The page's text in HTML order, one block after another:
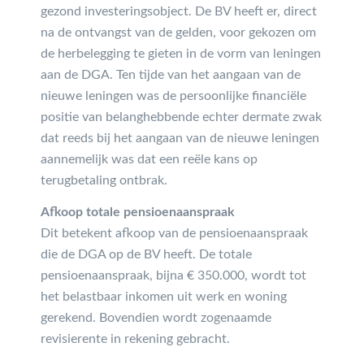
gezond investeringsobject. De BV heeft er, direct
na de ontvangst van de gelden, voor gekozen om
de herbelegging te gieten in de vorm van leningen
aan de DGA. Ten tijde van het aangaan van de
nieuwe leningen was de persoonlijke financiële
positie van belanghebbende echter dermate zwak
dat reeds bij het aangaan van de nieuwe leningen
aannemelijk was dat een reële kans op
terugbetaling ontbrak.
Afkoop totale pensioenaanspraak
Dit betekent afkoop van de pensioenaanspraak
die de DGA op de BV heeft. De totale
pensioenaanspraak, bijna € 350.000, wordt tot
het belastbaar inkomen uit werk en woning
gerekend. Bovendien wordt zogenaamde
revisierente in rekening gebracht.